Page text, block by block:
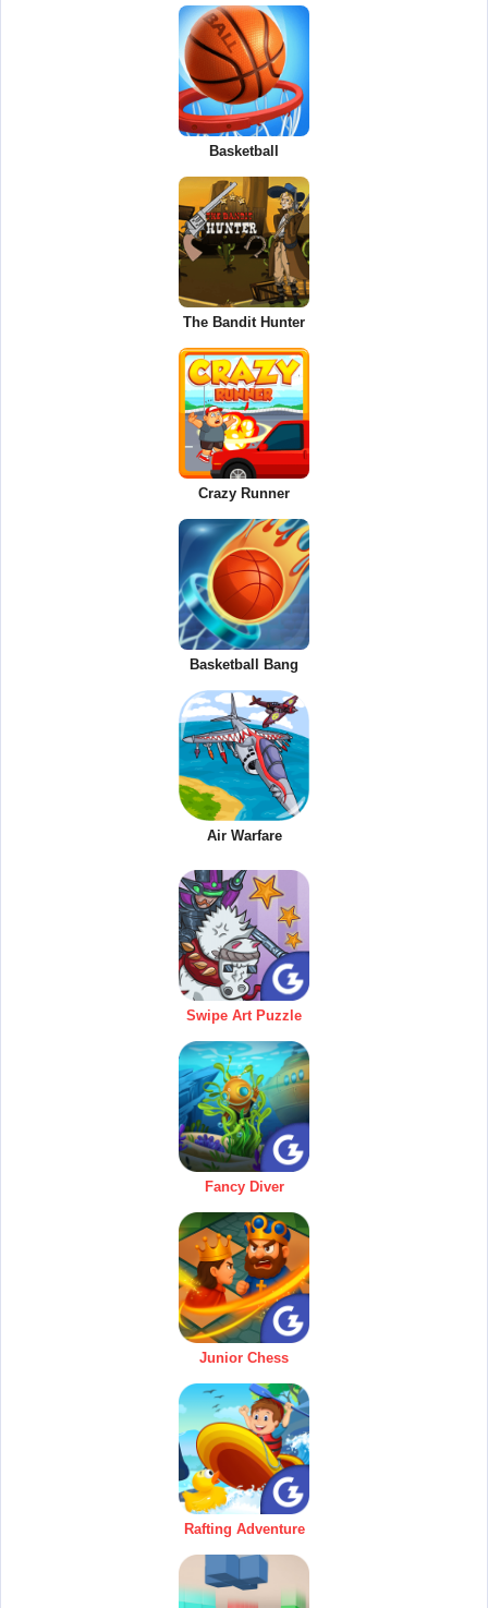
Basketball
The Bandit Hunter
Crazy Runner
Basketball Bang
Air Warfare
Swipe Art Puzzle
Fancy Diver
Junior Chess
Rafting Adventure